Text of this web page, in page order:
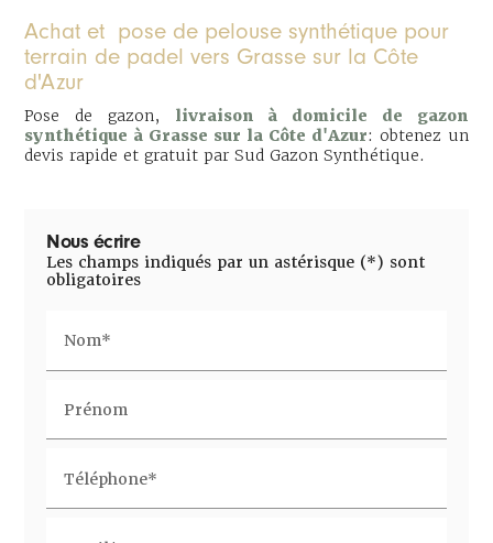
Achat et pose de pelouse synthétique pour
terrain de padel vers Grasse sur la Côte
d'Azur
Pose de gazon, livraison à domicile de gazon
synthétique à Grasse sur la Côte d'Azur: obtenez un
devis rapide et gratuit par Sud Gazon Synthétique.
Nous écrire
Les champs indiqués par un astérisque (*) sont
obligatoires
Nom*
Prénom
Téléphone*